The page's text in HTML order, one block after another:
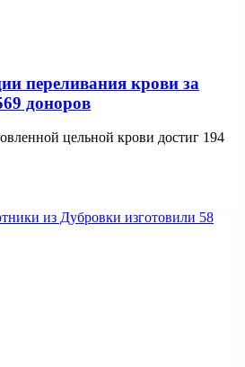
переливания крови за
доноров
цельной крови достиг 194